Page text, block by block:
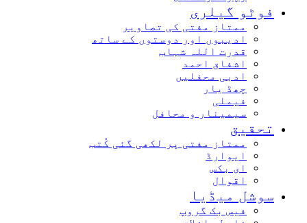
فوٹو گیلری
ممتاز مفتی کی تصاویر
ادیبوں اور دوستوں کے ساتھ
قدرت اللہ شہاب
اشفاق احمد
ادبی محفلیں
چھڈ یار
فیملی
سیمینار و محافل
تحقیق
ممتاز مفتی پر لکھی گئی کُتب
ایوارڈ
ای بکس
اقوال
سوشل میڈیا
فیس بک گروپ